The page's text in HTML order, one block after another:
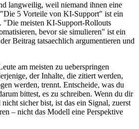
langweilig, weil niemand ihnen eine
"Die 5 Vorteile von KI-Support" ist ein
meisten KI-Support-Rollouts
bevor sie simulieren" ist ein
Beitrag tatsaechlich argumentieren und
am meisten zu ueberspringen
der Inhalte, die zitiert werden,
werden, trennt. Entscheide, was du
bittest, es zu schreiben. Wenn du dir
sicher bist, ist das ein Signal, zuerst
– nicht das Modell eine Perspektive